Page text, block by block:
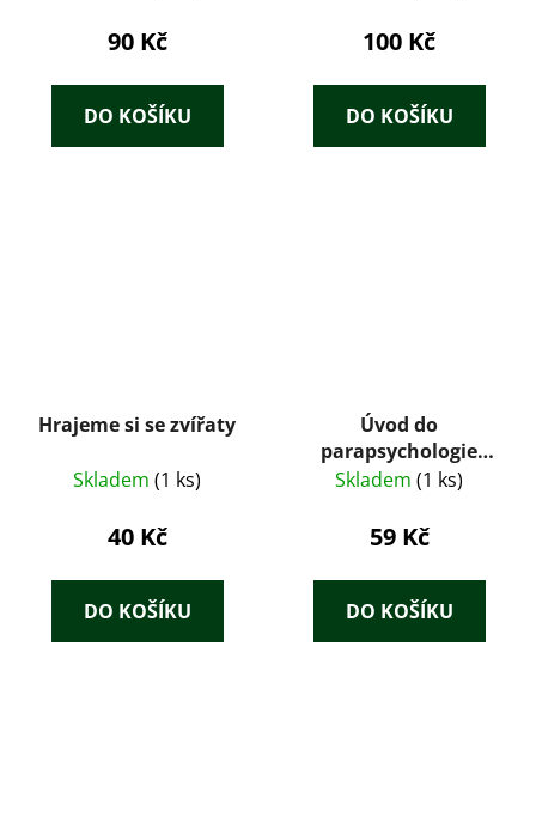
vedeckou expedíciou
do Austrálie
90 Kč
DO KOŠÍKU
100 Kč
DO KOŠÍKU
Hrajeme si se zvířaty
Skladem (1 ks)
40 Kč
DO KOŠÍKU
Úvod do
parapsychologie
(1991) – Milan Rýzl
Skladem (1 ks)
59 Kč
DO KOŠÍKU